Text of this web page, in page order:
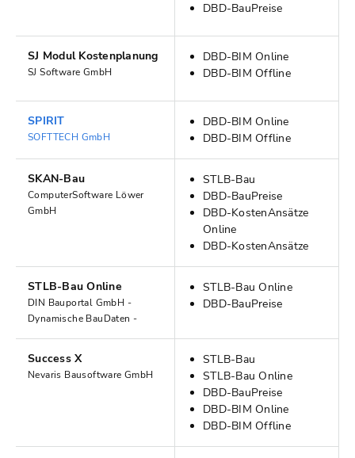
DBD-BauPreise
SJ Modul Kostenplanung
SJ Software GmbH
DBD-BIM Online
DBD-BIM Offline
SPIRIT
SOFTTECH GmbH
DBD-BIM Online
DBD-BIM Offline
SKAN-Bau
ComputerSoftware Löwer
GmbH
STLB-Bau
DBD-BauPreise
DBD-KostenAnsätze
Online
DBD-KostenAnsätze
STLB-Bau Online
DIN Bauportal GmbH -
Dynamische BauDaten -
STLB-Bau Online
DBD-BauPreise
Success X
Nevaris Bausoftware GmbH
STLB-Bau
STLB-Bau Online
DBD-BauPreise
DBD-BIM Online
DBD-BIM Offline